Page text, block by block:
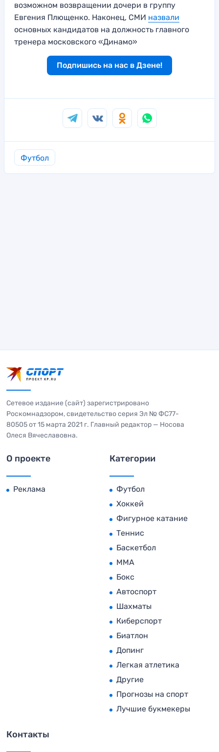
возможном возвращении дочери в группу
Евгения Плющенко. Наконец, СМИ назвали
основных кандидатов на должность главного
тренера московского «Динамо»
Подпишись на нас в Дзене!
Футбол
Сетевое издание (сайт) зарегистрировано
Роскомнадзором, свидетельство серия Эл № ФС77-
80505 от 15 марта 2021 г. Главный редактор — Носова
Олеся Вячеславовна.
О проекте
Реклама
Категории
Футбол
Хоккей
Фигурное катание
Теннис
Баскетбол
MMA
Бокс
Автоспорт
Шахматы
Киберспорт
Биатлон
Допинг
Легкая атлетика
Другие
Прогнозы на спорт
Лучшие букмекеры
Контакты